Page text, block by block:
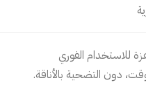
للاستخدام الفوري
دون التضحية بالأناقة.